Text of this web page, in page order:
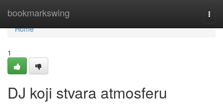
bookmarkswing
Home
Home
1
DJ koji stvara atmosferu